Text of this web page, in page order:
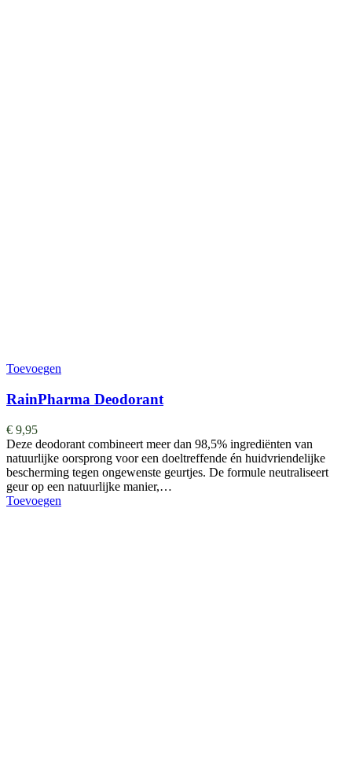
Toevoegen
RainPharma Deodorant
€ 9,95
Deze deodorant combineert meer dan 98,5% ingrediënten van
natuurlijke oorsprong voor een doeltreffende én huidvriendelijke
bescherming tegen ongewenste geurtjes. De formule neutraliseert
geur op een natuurlijke manier,…
Toevoegen